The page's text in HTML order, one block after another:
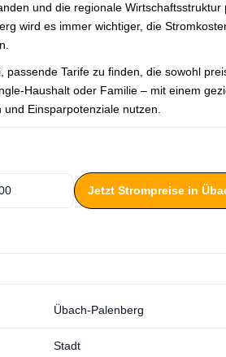
und die regionale Wirtschaftsstruktur
wird es immer wichtiger, die
passende Tarife zu finden, die sowohl
Haushalt oder Familie – mit einem
Einsparpotenziale nutzen.
Jetzt Strompreise in
Übach-Palenberg
Stadt